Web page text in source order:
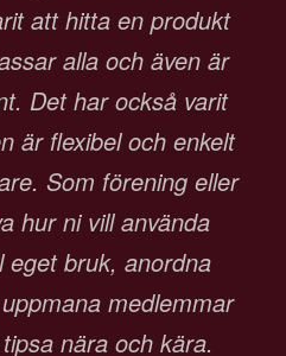
att hitta en produkt
alla och även är
Det har också varit
är flexibel och enkelt
Som förening eller
hur ni vill använda
eget bruk, anordna
medlemmar
nära och kära.